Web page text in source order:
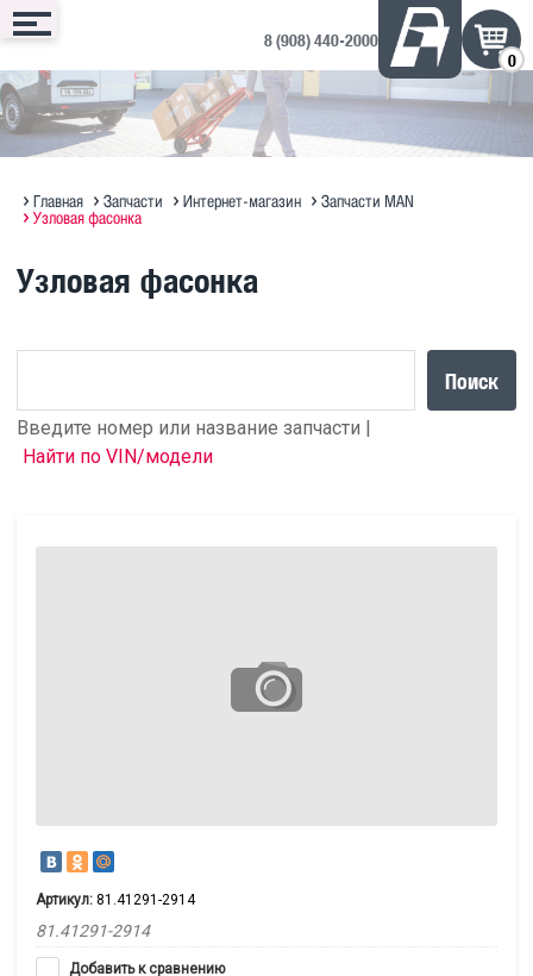
Сервис
Запись онлайн
Техническое обслуживание
Программирование блоков MAN
Кузовной ремонт
Запчасти
Интернет-магазин
Оригинальное масло MAN
Техника
Техника в продаже на ДРОМ ↗
Полезная информация по SITRAK
Доп. оборудование
Дополнительное оборудование
Контакты
Запись на сервис
Отзывы и предложения
8 (908) 440-2000
0
Главная Запчасти Интернет-магазин
Запчасти MAN
Узловая фасонка
Узловая фасонка
Поиск
Введите номер или название запчасти |
Найти по VIN/модели
Артикул: 81.41291-2914
81.41291-2914
Добавить к сравнению